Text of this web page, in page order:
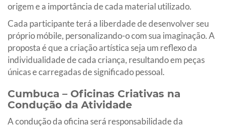
origem e a importância de cada material utilizado.
Cada participante terá a liberdade de desenvolver seu
próprio móbile, personalizando-o com sua imaginação. A
proposta é que a criação artística seja um reflexo da
individualidade de cada criança, resultando em peças
únicas e carregadas de significado pessoal.
Cumbuca – Oficinas Criativas na
Condução da Atividade
A condução da oficina será responsabilidade da